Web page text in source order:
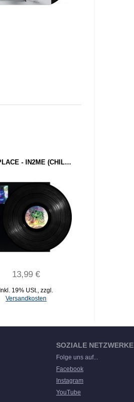
TOM PLACE - IN2ME (CHILDSPLAY) 12''
13,99 €
Inkl. 19% USt.,zzgl.
Versandkosten
SOZIALE NETZWERKE
Folge uns auf...
Facebook
Instagram
YouTube